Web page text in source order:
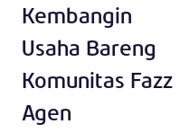
Kembangin
Usaha Bareng
Komunitas Fazz
Agen